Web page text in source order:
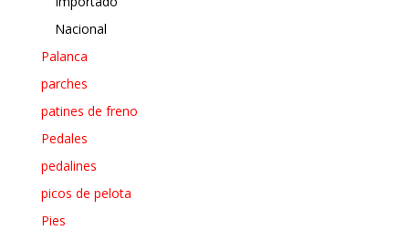
Nacional
Palanca
parches
patines de freno
Pedales
pedalines
picos de pelota
Pies